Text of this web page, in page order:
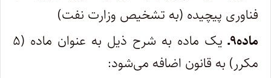
فناوری پیچیده (به تشخیص وزارت نفت)
ماده۹ـ
یک ماده به شرح ذیل به عنوان ماده (۵
مکرر) به قانون اضافه می‌شود: